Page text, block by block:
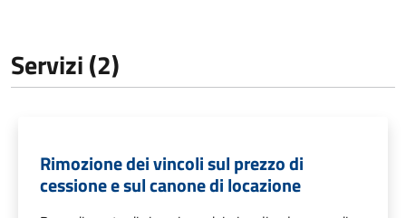
Servizi (2)
Rimozione dei vincoli sul prezzo di
cessione e sul canone di locazione